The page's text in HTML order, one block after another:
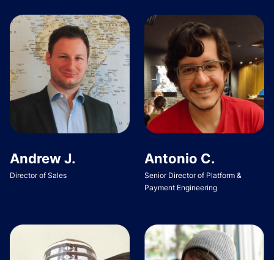
Andrew J.
Director of Sales
Antonio C.
Senior Director of Platform &
Payment Engineering